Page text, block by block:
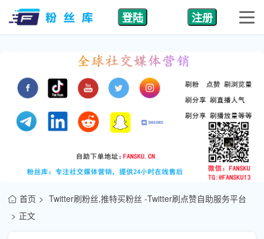
登陆 注册
首页
Twitter刷粉丝,推特买粉丝 -Twitter刷点赞自助服务平台
正文